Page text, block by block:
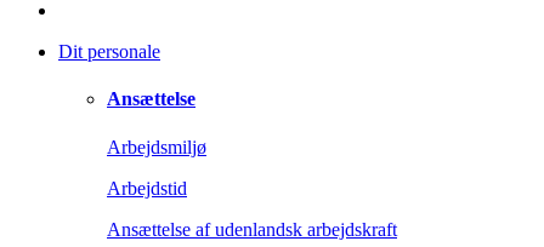
Dit personale
Ansættelse
Arbejdsmiljø
Arbejdstid
Ansættelse af udenlandsk arbejdskraft